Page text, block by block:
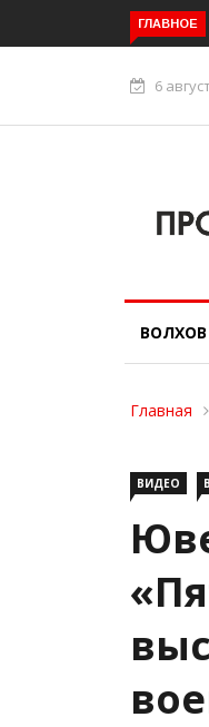
ГЛАВНОЕ
от 05.08.2026
6
ВОЛХОВ
Главная
ВИДЕО